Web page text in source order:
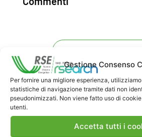
Gestione Consenso
Per fornire una migliore esperienza,
statistiche di navigazione tramite dati non
pseudonimizzati. Non viene fatto uso di
utenti.
Accetta tutti i